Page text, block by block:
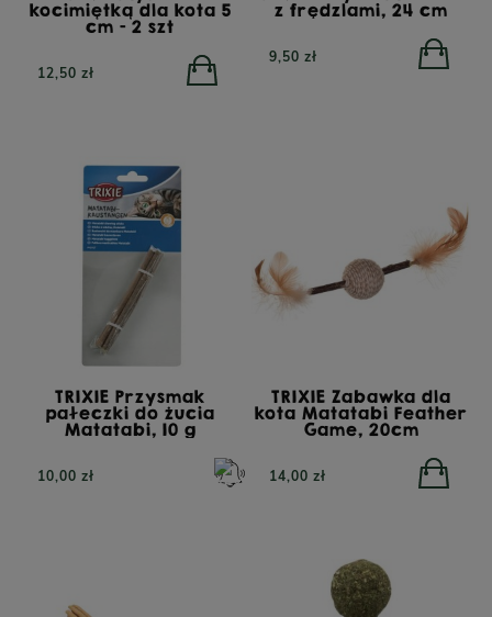
kocimiętką dla kota 5
cm - 2 szt
12,50 zł
z frędzlami, 24 cm
9,50 zł
TRIXIE Przysmak
pałeczki do żucia
Matatabi, 10 g
10,00 zł
TRIXIE Zabawka dla
kota Matatabi Feather
Game, 20cm
14,00 zł